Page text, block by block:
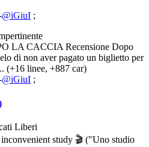
@iGiuI ;
LA CACCIA Recensione Dopo
di non aver pagato un biglietto per
(+16 linee, +887 car)
@iGiuI ;
Liberi
study 🎬 ("Uno studio